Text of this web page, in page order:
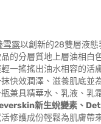
雪露以創新的28雙層液態
的分層質地上層油相白
一搖搖出油水相容的活
快效潤澤、滋養肌底並
兼具精華水、乳液、乳
新生蛻變素、
修護成份輕鬆為肌膚帶